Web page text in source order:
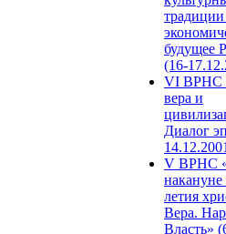
будущее
(16-
VI ВРНС
вера и
Диалог
V ВРНС
накануне
летия
Вера.
Власть»